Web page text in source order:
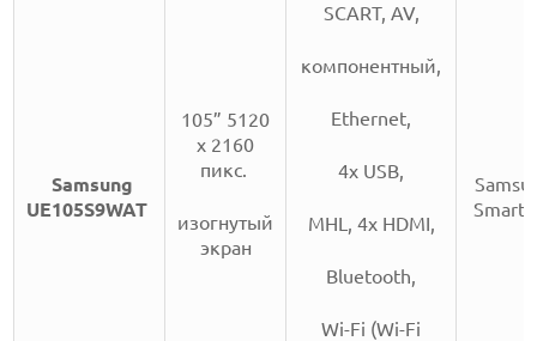
Samsung
UE105S9WAT
105” 5120
x 2160
пикс.
изогнутый
экран
SCART, AV,
компонентный,
Ethernet,
4х USB,
MHL, 4x HDMI,
Bluetooth,
Wi-Fi (Wi-Fi
Smart